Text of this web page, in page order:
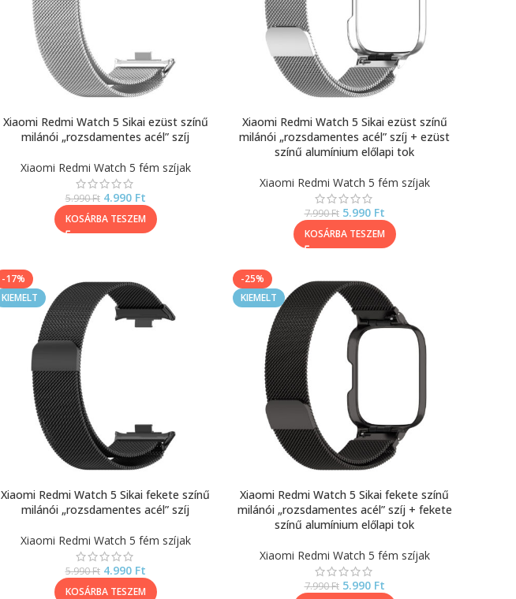
Xiaomi Redmi Watch 5 Sikai ezüst színű
milánói „rozsdamentes acél” szíj
Xiaomi Redmi Watch 5 fém szíjak
5.990Ft 4.990 Ft
KOSÁRBA TESZEM
Xiaomi Redmi Watch 5 Sikai ezüst színű
milánói „rozsdamentes acél” szíj + ezüst
színű alumínium előlapi tok
Xiaomi Redmi Watch 5 fém szíjak
7.990Ft 5.990 Ft
KOSÁRBA TESZEM
-17%
KIEMELT
Xiaomi Redmi Watch 5 Sikai fekete színű
milánói „rozsdamentes acél” szíj
Xiaomi Redmi Watch 5 fém szíjak
5.990Ft 4.990 Ft
KOSÁRBA TESZEM
-25%
KIEMELT
Xiaomi Redmi Watch 5 Sikai fekete színű
milánói „rozsdamentes acél” szíj + fekete
színű alumínium előlapi tok
Xiaomi Redmi Watch 5 fém szíjak
7.990Ft 5.990 Ft